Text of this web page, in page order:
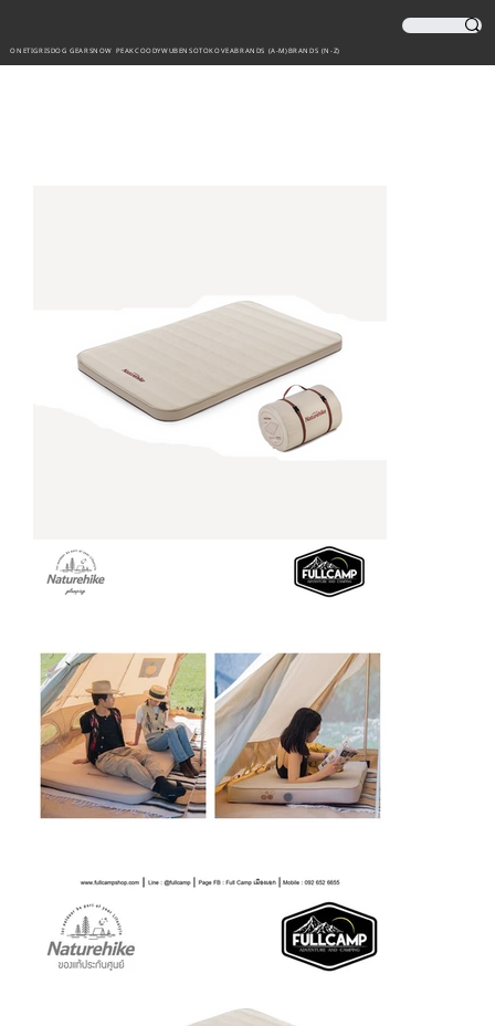
ONETIGRISDOG GEARSNOW PEAKCOODYWUBENSOTOKOVEABRANDS (A-M)BRANDS (N-Z)